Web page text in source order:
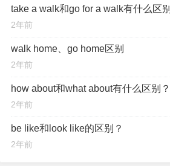
take a walk和go for a walk有什么区别
2年前
walk home、go home区别
2年前
how about和what about有什么区别？
2年前
be like和look like的区别？
2年前